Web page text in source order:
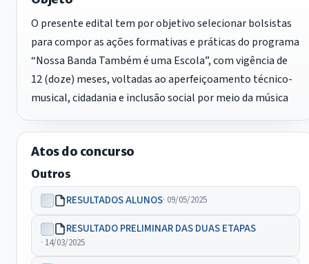
O presente edital tem por objetivo selecionar bolsistas
para compor as ações formativas e práticas do programa
“Nossa Banda Também é uma Escola”, com vigência de
12 (doze) meses, voltadas ao aperfeiçoamento técnico-
musical, cidadania e inclusão social por meio da música
Atos do concurso
Outros
RESULTADOS ALUNOS· 09/05/2025
RESULTADO PRELIMINAR DAS DUAS ETAPAS
· 14/03/2025